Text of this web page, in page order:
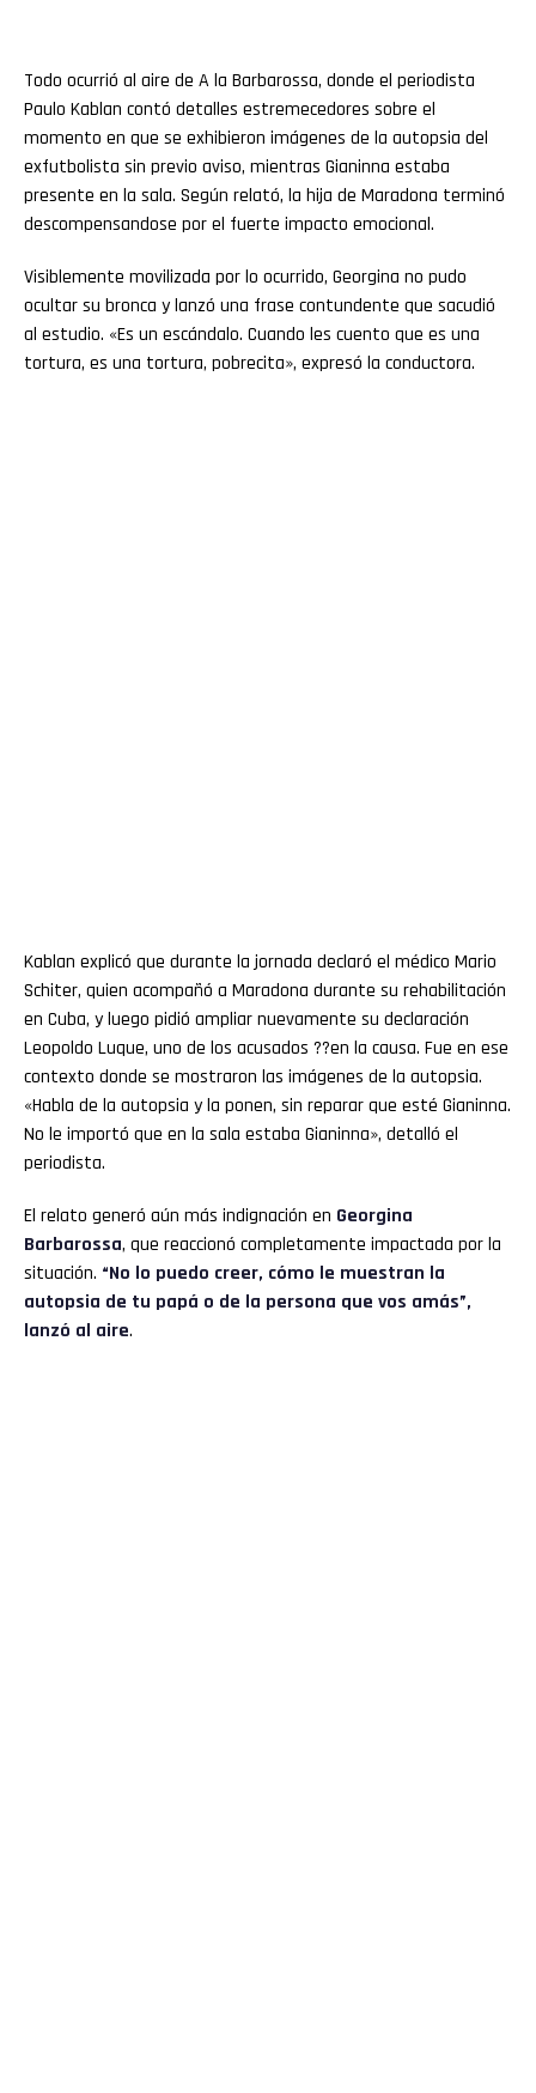
Todo ocurrió al aire de A la Barbarossa, donde el periodista
Paulo Kablan contó detalles estremecedores sobre el
momento en que se exhibieron imágenes de la autopsia del
exfutbolista sin previo aviso, mientras Gianinna estaba
presente en la sala. Según relató, la hija de Maradona terminó
descompensandose por el fuerte impacto emocional.
Visiblemente movilizada por lo ocurrido, Georgina no pudo
ocultar su bronca y lanzó una frase contundente que sacudió
al estudio. «Es un escándalo. Cuando les cuento que es una
tortura, es una tortura, pobrecita», expresó la conductora.
Kablan explicó que durante la jornada declaró el médico Mario
Schiter, quien acompañó a Maradona durante su rehabilitación
en Cuba, y luego pidió ampliar nuevamente su declaración
Leopoldo Luque, uno de los acusados ??en la causa. Fue en ese
contexto donde se mostraron las imágenes de la autopsia.
«Habla de la autopsia y la ponen, sin reparar que esté Gianinna.
No le importó que en la sala estaba Gianinna», detalló el
periodista.
El relato generó aún más indignación en Georgina
Barbarossa, que reaccionó completamente impactada por la
situación. “No lo puedo creer, cómo le muestran la
autopsia de tu papá o de la persona que vos amás”,
lanzó al aire.